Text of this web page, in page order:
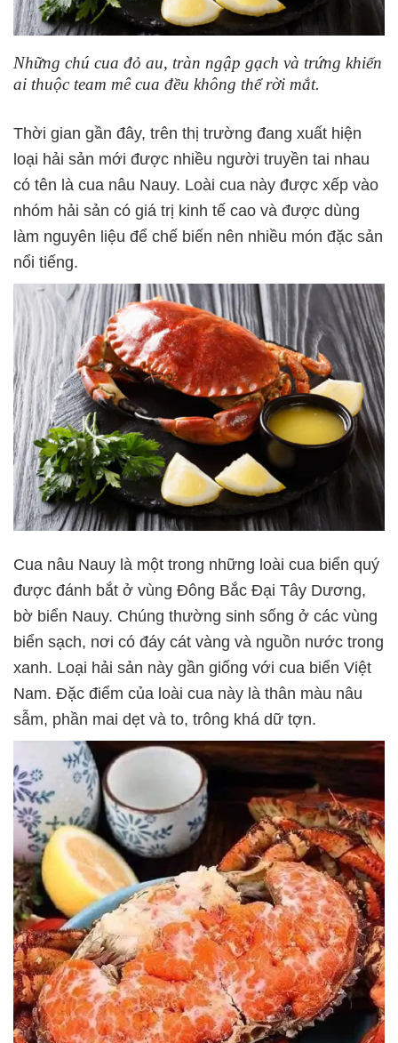
Những chú cua đỏ au, tràn ngập gạch và trứng khiến
ai thuộc team mê cua đều không thể rời mắt.
Thời gian gần đây, trên thị trường đang xuất hiện
loại hải sản mới được nhiều người truyền tai nhau
có tên là cua nâu Nauy. Loài cua này được xếp vào
nhóm hải sản có giá trị kinh tế cao và được dùng
làm nguyên liệu để chế biến nên nhiều món đặc sản
nổi tiếng.
Cua nâu Nauy là một trong những loài cua biển quý
được đánh bắt ở vùng Đông Bắc Đại Tây Dương,
bờ biển Nauy. Chúng thường sinh sống ở các vùng
biển sạch, nơi có đáy cát vàng và nguồn nước trong
xanh. Loại hải sản này gần giống với cua biển Việt
Nam. Đặc điểm của loài cua này là thân màu nâu
sẫm, phần mai dẹt và to, trông khá dữ tợn.